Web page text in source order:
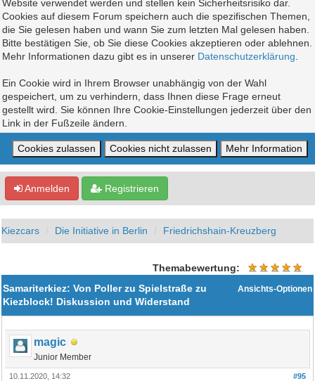
Website verwendet werden und stellen kein Sicherheitsrisiko dar.
Cookies auf diesem Forum speichern auch die spezifischen Themen,
die Sie gelesen haben und wann Sie zum letzten Mal gelesen haben.
Bitte bestätigen Sie, ob Sie diese Cookies akzeptieren oder ablehnen.
Mehr Informationen dazu gibt es in unserer Datenschutzerklärung
Ein Cookie wird in Ihrem Browser unabhängig von der Wahl
gespeichert, um zu verhindern, dass Ihnen diese Frage erneut
gestellt wird. Sie können Ihre Cookie-Einstellungen jederzeit über den
Link in der Fußzeile ändern.
Anmelden Registrieren
Kiezcars Die Initiative in Berlin Friedrichshain-Kreuzberg
Themabewertung:
Ansichts-Optionen
Samariterkiez: Von Poller zu Spielstraße zu
Kiezblock! Diskussion und Widerstand
magic
Junior Member
#95
10.11.2020, 14:32